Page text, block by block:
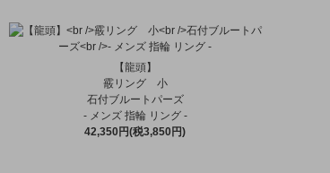
【龍頭】
霰リング 小
石付ブルートパーズ
- メンズ 指輪 リング -
42,350円(税3,850円)